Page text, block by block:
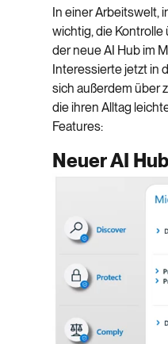
In einer Arbeitswelt,
wichtig, die Kontrolle
der neue AI Hub im
Interessierte jetzt in
sich außerdem über
die ihren Alltag
Features:
Neuer AI